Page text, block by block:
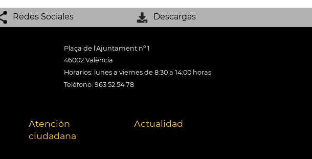
Redes Sociales Descargas
Plaça de l'Ajuntament nº 1
46002 València
Horarios: lunes a viernes de 8:30 a 14:00 horas
Teléfono: 963 52 54 78
Atención
ciudadana
Actualidad